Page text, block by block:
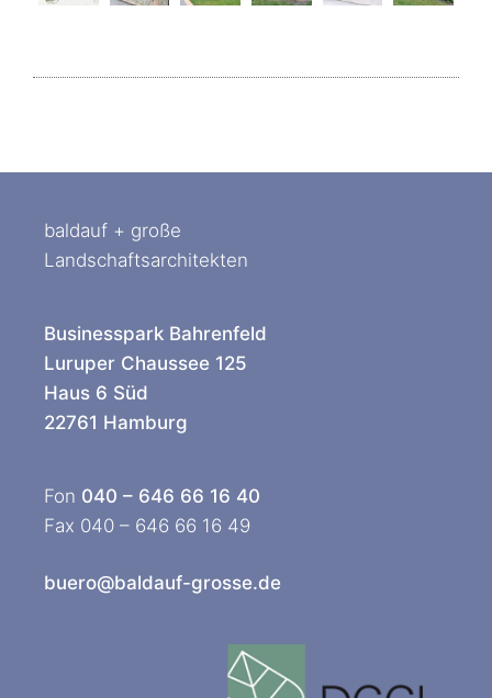
baldauf + große
Landschaftsarchitekten
Businesspark Bahrenfeld
Luruper Chaussee 125
Haus 6 Süd
22761 Hamburg
Fon 040 – 646 66 16 40
Fax 040 – 646 66 16 49
buero@baldauf-grosse.de